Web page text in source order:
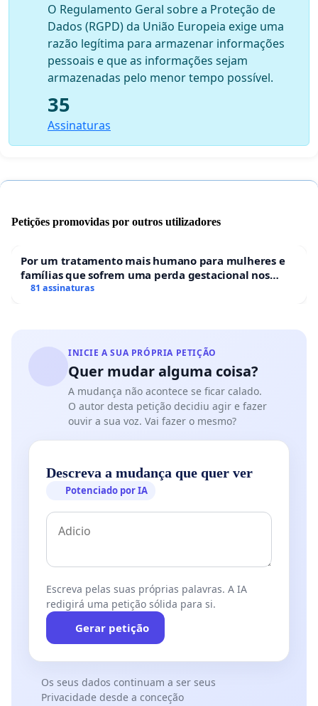
O Regulamento Geral sobre a Proteção de
Dados (RGPD) da União Europeia exige uma
razão legítima para armazenar informações
pessoais e que as informações sejam
armazenadas pelo menor tempo possível.
35
Assinaturas
Petições promovidas por outros utilizadores
Por um tratamento mais humano para mulheres e
famílias que sofrem uma perda gestacional nos
hospitais portugueses
81 assinaturas
INICIE A SUA PRÓPRIA PETIÇÃO
Quer mudar alguma coisa?
A mudança não acontece se ficar calado.
O autor desta petição decidiu agir e fazer
ouvir a sua voz. Vai fazer o mesmo?
Descreva a mudança que quer ver
Potenciado por IA
Escreva pelas suas próprias palavras. A IA
redigirá uma petição sólida para si.
Gerar petição
Os seus dados continuam a ser seus
Privacidade desde a conceção